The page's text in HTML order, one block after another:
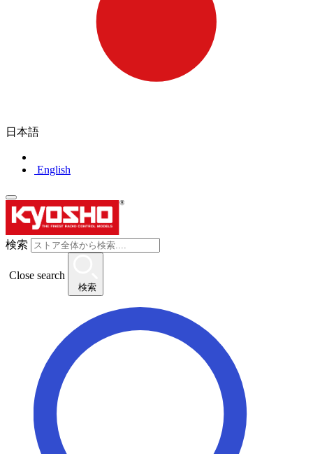
日本語
English
検索
Close search
検索